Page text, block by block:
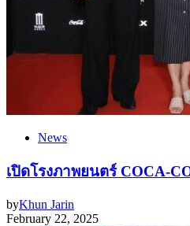
News
เปิดโรงภาพยนตร์ COCA-
byKhun Jarin
February 22, 2025